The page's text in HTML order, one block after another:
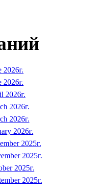
2026г.
2026г.
2026г.
2026г.
2026г.
2026г.
2025г.
2025г.
2025г.
2025г.